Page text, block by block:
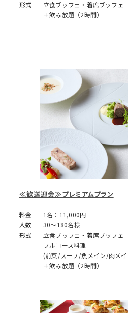
形式
立食ブッフェ・着席ブッフェ
＋飲み放題（2時間）
≪歓送迎会≫プレミアムプラン
料金
1名：11,000円
人数
30～180名様
形式
立食ブッフェ・着席ブッフェ
フルコース料理
(前菜/スープ/魚メイン/肉メ
＋飲み放題（2時間）